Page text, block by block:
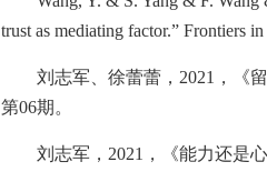
trust as mediating factor.” Frontiers
刘志军、徐蕾蕾， 2021 ，《
第06期。
刘志军， 2021 ，《能力还是